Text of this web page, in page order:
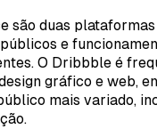
são duas
e
O Dribbble é
gráfico e web,
mais variado,